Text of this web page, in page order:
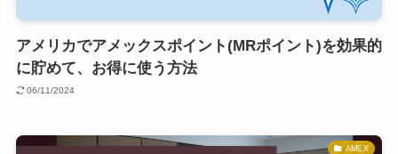
アメリカでアメックスポイント(MRポイント)を効果的
に貯めて、お得に使う方法
06/11/2024
AMEX